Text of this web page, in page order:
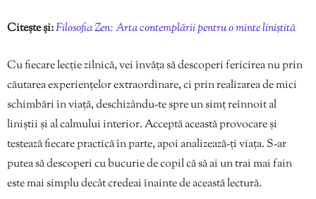
Citește și:Filosofia Zen: Arta contemplării pentru o minte liniștită
Cu fiecare lecție zilnică, vei învăța să descoperi fericirea nu prin
căutarea experiențelor extraordinare, ci prin realizarea de mici
schimbări în viață, deschizându-te spre un simț reînnoit al
liniștii și al calmului interior. Acceptă această provocare și
testează fiecare practică în parte, apoi analizează-ți viața. S-ar
putea să descoperi cu bucurie de copil că să ai un trai mai fain
este mai simplu decât credeai înainte de această lectură.